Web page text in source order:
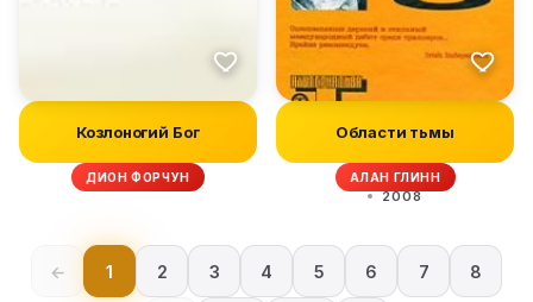
Козлоногий Бог
ДИОН ФОРЧУН
Области тьмы
АЛАН ГЛИНН
2008
← 1 2 3 4 5 6 7 8